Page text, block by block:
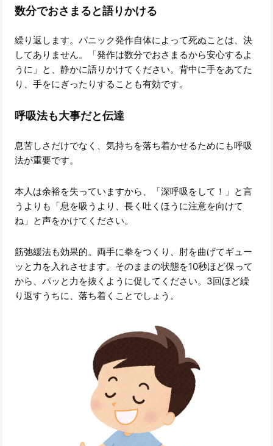
数分でおさまると語りかける
繰り返します。パニック発作自体によって死ぬことは、決
してありません。「発作は数分でおさまるから安心するよ
うに」と、静かに語りかけてください。背中に手をあてた
り、手をにぎったりすることも有効です。
呼吸法も大事だと伝達
息苦しさだけでなく、気持ちを落ち着かせるためにも呼吸
法が重要です。
本人は余裕を失っていますから、「深呼吸をして！」と言
うよりも「息を吸うより、長く吐くほうに注意を向けて
ね」と声をかけてください。
筋弛緩法も効果的。両手に拳をつくり、肘を曲げてギュー
ッと力を入れさせます。そのままの状態を10秒ほど保って
から、パッと力を抜くように促してください。3回ほど繰
り返すうちに、落ち着くことでしょう。